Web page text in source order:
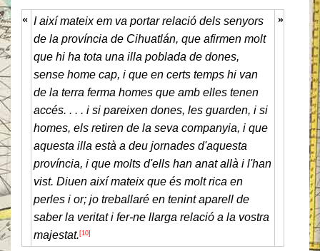
« I així mateix em va portar relació dels senyors
de la província de Cihuatlán, que afirmen molt
que hi ha tota una illa poblada de dones,
sense home cap, i que en certs temps hi van
de la terra ferma homes que amb elles tenen
accés. . . . i si pareixen dones, les guarden, i si
homes, els retiren de la seva companyia, i que
aquesta illa està a deu jornades d'aquesta
província, i que molts d'ells han anat allà i l'han
vist. Diuen així mateix que és molt rica en
perles i or; jo treballaré en tenint aparell de
saber la veritat i fer-ne llarga relació a la vostra
majestat. [10]
»